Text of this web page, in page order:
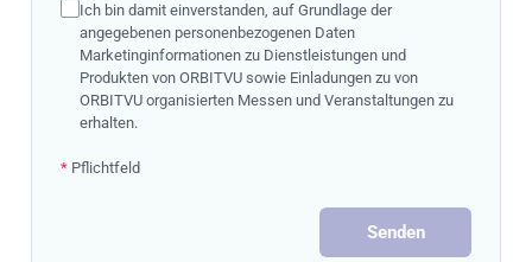
Ich bin damit einverstanden, auf Grundlage der
angegebenen personenbezogenen Daten
Marketinginformationen zu Dienstleistungen und
Produkten von ORBITVU sowie Einladungen zu von
ORBITVU organisierten Messen und Veranstaltungen zu
erhalten.
* Pflichtfeld
Senden